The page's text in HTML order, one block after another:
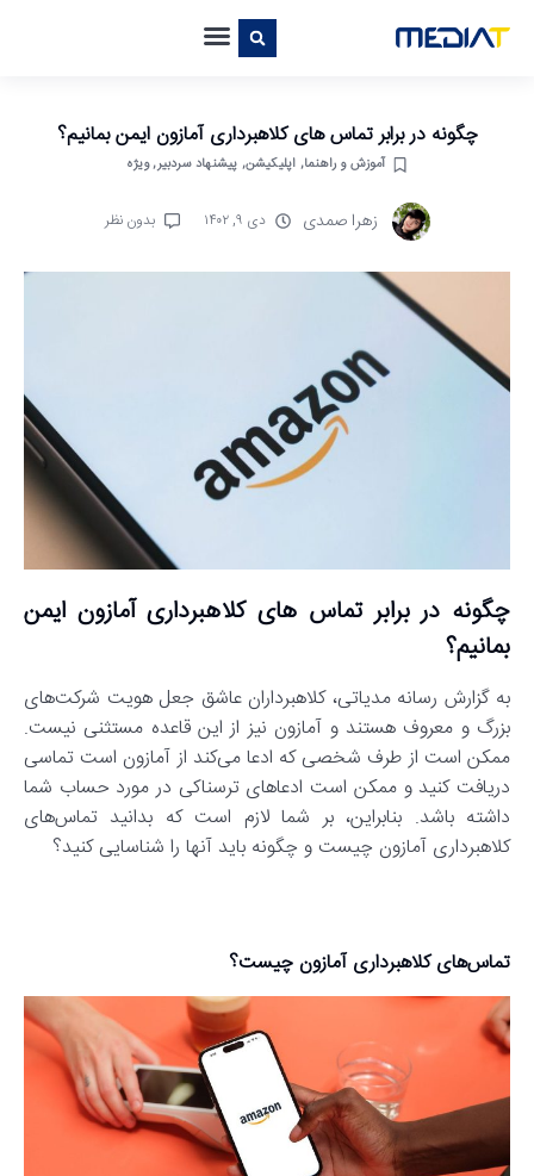
چگونه در برابر تماس های کلاهبرداری آمازون ایمن بمانیم؟
آموزش و راهنما, اپلیکیشن‌, پیشنهاد سردبیر,ویژه
زهرا صمدی دی ۹, ۱۴۰۲ بدون نظر
چگونه در برابر تماس های کلاهبرداری آمازون ایمن
بمانیم؟
به گزارش رسانه مدیاتی، کلاهبرداران عاشق جعل هویت شرکت‌های
بزرگ و معروف هستند و آمازون نیز از این قاعده مستثنی نیست.
ممکن است از طرف شخصی که ادعا می‌کند از آمازون است تماسی
دریافت کنید و ممکن است ادعاهای ترسناکی در مورد حساب شما
داشته باشد. بنابراین، بر شما لازم است که بدانید تماس‌های
کلاهبرداری آمازون چیست و چگونه باید آنها را شناسایی کنید؟
تماس‌های کلاهبرداری آمازون چیست؟